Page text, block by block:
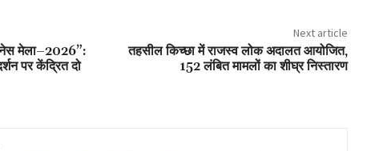
मेला–2026”:
पर केंद्रित दो
Next article
तहसील किच्छा में राजस्व लोक अदालत आयोजित,
152 लंबित मामलों का शीघ्र निस्तारण